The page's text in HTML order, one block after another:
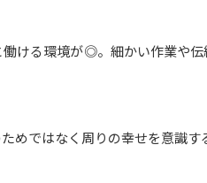
ける環境が◎。細かい作業や
めではなく周りの幸せを意識す